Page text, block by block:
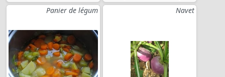
Panier de légum
Navet